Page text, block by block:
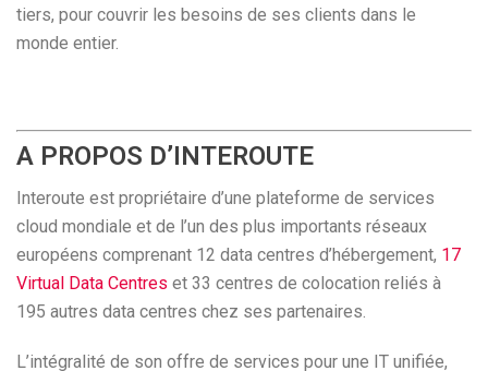
tiers, pour couvrir les besoins de ses clients dans le
monde entier.
A PROPOS D’INTEROUTE
Interoute est propriétaire d’une plateforme de services
cloud mondiale et de l’un des plus importants réseaux
européens comprenant 12 data centres d’hébergement, 17
Virtual Data Centres et 33 centres de colocation reliés à
195 autres data centres chez ses partenaires.
L’intégralité de son offre de services pour une IT unifiée,